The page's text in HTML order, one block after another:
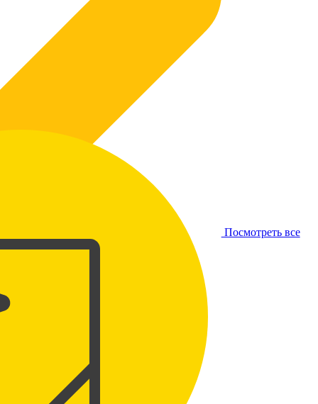
Посмотреть все